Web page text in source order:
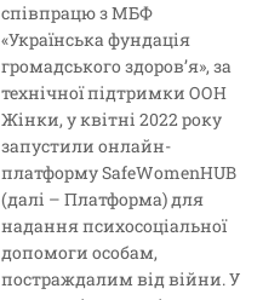
співпрацю з МБФ
«Українська фундація
громадського здоров’я», за
технічної підтримки ООН
Жінки, у квітні 2022 року
запустили онлайн-
платформу SafeWomenHUB
(далі – Платформа) для
надання психосоціальної
допомоги особам,
постраждалим від війни. У